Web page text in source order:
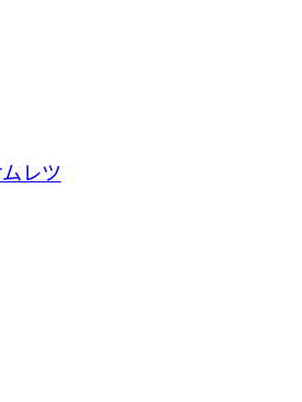
レツ